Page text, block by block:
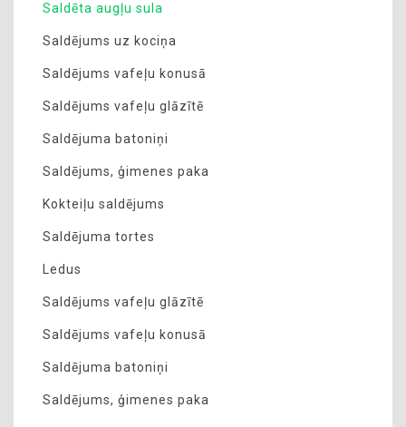
Saldēta augļu sula
Saldējums uz kociņa
Saldējums vafeļu konusā
Saldējums vafeļu glāzītē
Saldējuma batoniņi
Saldējums, ģimenes paka
Kokteiļu saldējums
Saldējuma tortes
Ledus
Saldējums vafeļu glāzītē
Saldējums vafeļu konusā
Saldējuma batoniņi
Saldējums, ģimenes paka